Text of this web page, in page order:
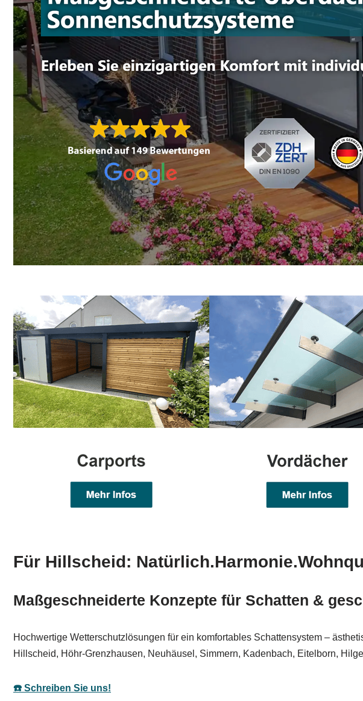
Für Hillscheid:
Maßgeschneiderte Konzepte für Schatten &
Hochwertige Wetterschutzlösungen für ein komfortables Schattensystem –
Hillscheid, Höhr-Grenzhausen, Neuhäusel, Simmern, Kadenbach, Eitelborn,
☎️ Schreiben Sie uns!